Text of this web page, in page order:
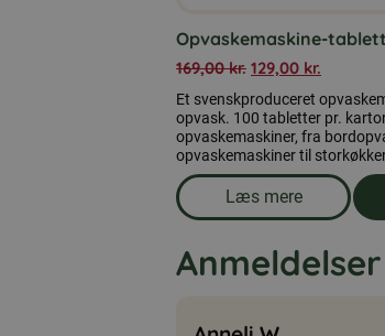
Opvaskemaskine-
169,00kr. 129,00 kr.
Et svenskproduceret
opvask. 100 tabletter pr.
opvaskemaskiner, fra
opvaskemaskiner til
Læs mere
om produkten
Anmeldelser